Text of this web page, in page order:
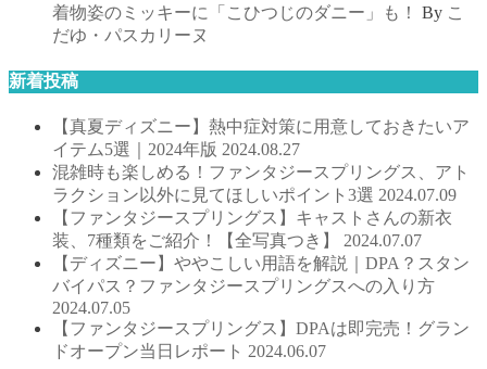
着物姿のミッキーに「こひつじのダニー」も！
By こ
だゆ・パスカリーヌ
新着投稿
【真夏ディズニー】熱中症対策に用意しておきたいア
イテム5選｜2024年版 2024.08.27
混雑時も楽しめる！ファンタジースプリングス、アト
ラクション以外に見てほしいポイント3選 2024.07.09
【ファンタジースプリングス】キャストさんの新衣
装、7種類をご紹介！【全写真つき】 2024.07.07
【ディズニー】ややこしい用語を解説｜DPA？スタン
バイパス？ファンタジースプリングスへの入り方
2024.07.05
【ファンタジースプリングス】DPAは即完売！グラン
ドオープン当日レポート 2024.06.07